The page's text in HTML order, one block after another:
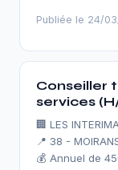
Publiée le 24/
Conseiller
services
🏢 LES
📍 38 -
💰 Annuel de